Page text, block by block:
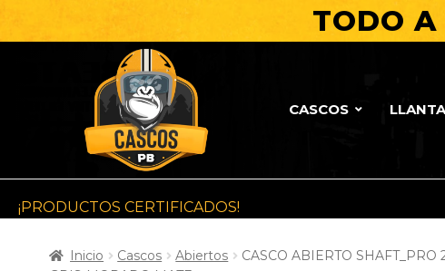
TODO A
CASCOS
¡PRODUCTOS CERTIFICADOS!
Inicio Cascos Abiertos
CASCO ABIERTO